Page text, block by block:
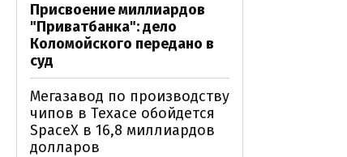
Присвоение миллиардов
"Приватбанка": дело
Коломойского передано в
суд
Мегазавод по производству
чипов в Техасе обойдется
SpaceX в 16,8 миллиардов
долларов